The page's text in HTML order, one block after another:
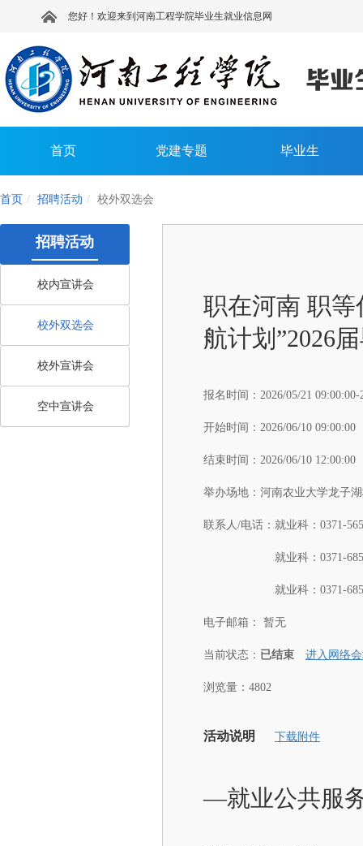
您好！欢迎来到河南工程学院毕业生就业信息网
首页 党建专题 毕业生
首页 招聘活动 校外双选会
招聘活动
校内宣讲会
校外双选会
校外宣讲会
空中宣讲会
职在河南 职
航计划”2026
报名时间： 2026/05/21
开始时间： 2026/06/10 09:00:00
结束时间： 2026/06/10 12:00:00
举办场地： 河南农业大学龙子
联系人/电话： 就业科：0371-
就业科：0371-
就业科：0371-
电子邮箱： 暂无
当前状态： 已结束 进入网络
浏览量：4802
活动说明 下载附件
—就业公共服